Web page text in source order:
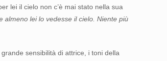
lei il cielo non c’è mai stato nella sua
almeno lei lo vedesse il cielo. Niente più
sensibilità di attrice, i toni della